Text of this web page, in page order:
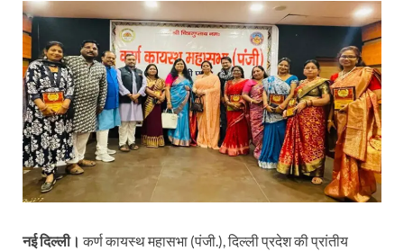
नई दिल्ली। कर्ण कायस्थ महासभा (पंजी.), दिल्ली प्रदेश की प्रांतीय